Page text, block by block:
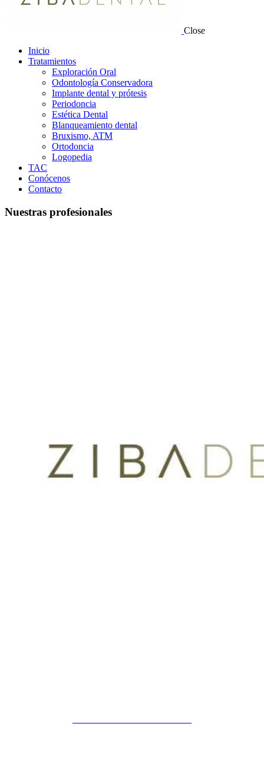
Close
Inicio
Tratamientos
Exploración Oral
Odontología Conservadora
Implante dental y prótesis
Periodoncia
Estética Dental
Blanqueamiento dental
Bruxismo, ATM
Ortodoncia
Logopedia
TAC
Conócenos
Contacto
Nuestras profesionales